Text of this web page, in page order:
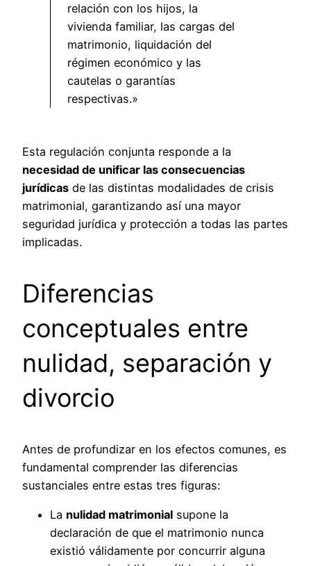
relación con los hijos, la
vivienda familiar, las cargas del
matrimonio, liquidación del
régimen económico y las
cautelas o garantías
respectivas.»
Esta regulación conjunta responde a la
necesidad de unificar las consecuencias
jurídicas de las distintas modalidades de crisis
matrimonial, garantizando así una mayor
seguridad jurídica y protección a todas las partes
implicadas.
Diferencias
conceptuales entre
nulidad, separación y
divorcio
Antes de profundizar en los efectos comunes, es
fundamental comprender las diferencias
sustanciales entre estas tres figuras:
La nulidad matrimonial supone la
declaración de que el matrimonio nunca
existió válidamente por concurrir alguna